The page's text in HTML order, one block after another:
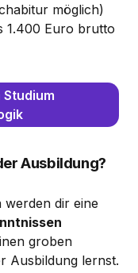
möglich)
1.400 Euro brutto
Ausbildung?
dir eine
groben
Ausbildung lernst.